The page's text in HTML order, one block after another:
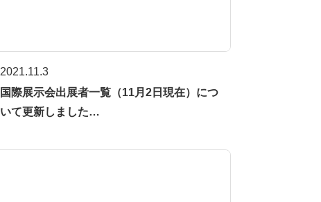
2021.11.3
国際展示会出展者一覧（11月2日現在）につ
いて更新しました…